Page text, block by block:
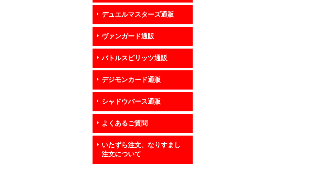
デュエルマスターズ通販
ヴァンガード通販
バトルスピリッツ通販
デジモンカード通販
シャドウバース通販
よくあるご質問
いたずら注文、なりすまし
注文について